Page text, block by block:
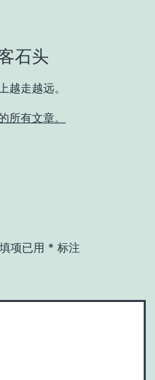
石头
越走越远。
所有文章。
项已用 * 标注